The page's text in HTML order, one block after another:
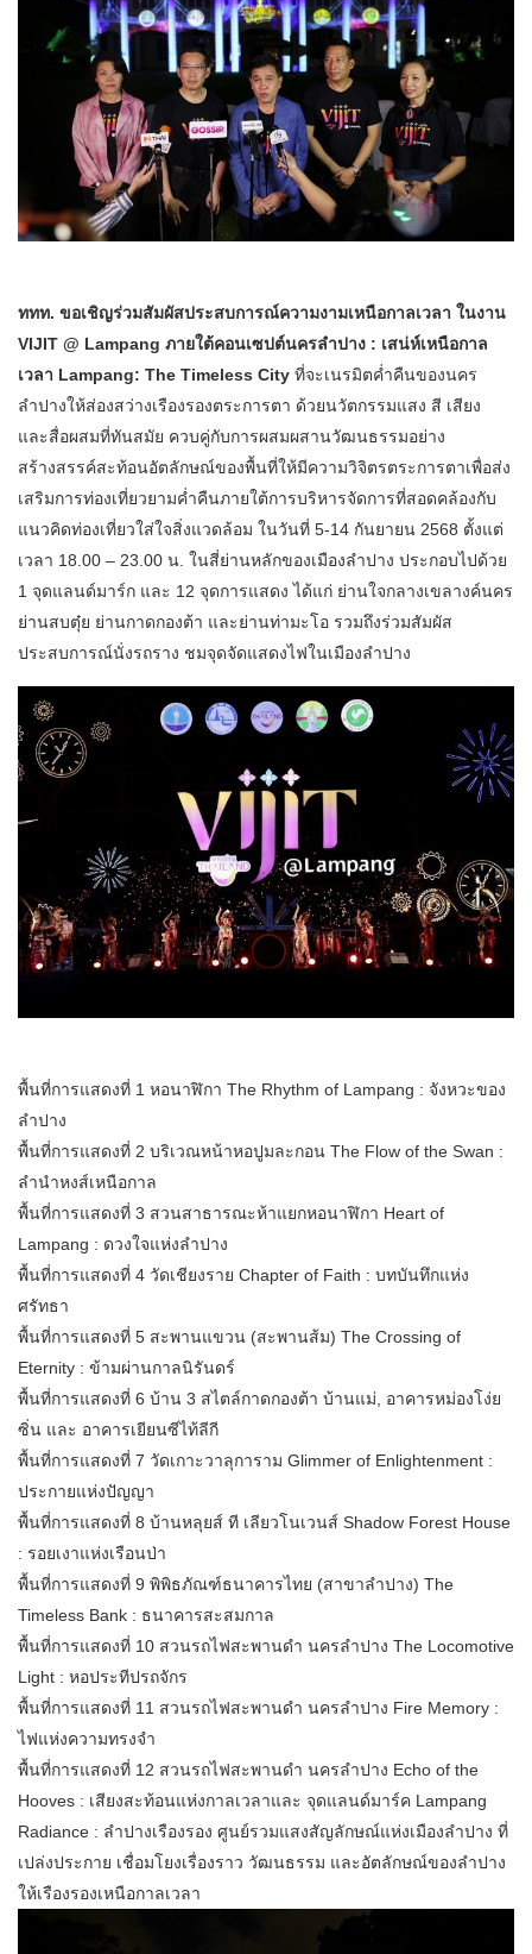
ททท. ขอเชิญร่วมสัมผัสประสบการณ์ความงามเหนือกาลเวลา ในงาน
VIJIT @ Lampang ภายใต้คอนเซปต์นครลำปาง : เสน่ห์เหนือกาล
เวลา Lampang: The Timeless City ที่จะเนรมิตค่ำคืนของนคร
ลำปางให้ส่องสว่างเรืองรองตระการตา ด้วยนวัตกรรมแสง สี เสียง
และสื่อผสมที่ทันสมัย ควบคู่กับการผสมผสานวัฒนธรรมอย่าง
สร้างสรรค์สะท้อนอัตลักษณ์ของพื้นที่ให้มีความวิจิตรตระการตาเพื่อส่ง
เสริมการท่องเที่ยวยามค่ำคืนภายใต้การบริหารจัดการที่สอดคล้องกับ
แนวคิดท่องเที่ยวใส่ใจสิ่งแวดล้อม ในวันที่ 5-14 กันยายน 2568 ตั้งแต่
เวลา 18.00 – 23.00 น. ในสี่ย่านหลักของเมืองลำปาง ประกอบไปด้วย
1 จุดแลนด์มาร์ก และ 12 จุดการแสดง ได้แก่ ย่านใจกลางเขลางค์นคร
ย่านสบตุ๋ย ย่านกาดกองต้า และย่านท่ามะโอ รวมถึงร่วมสัมผัส
ประสบการณ์นั่งรถราง ชมจุดจัดแสดงไฟในเมืองลำปาง
พื้นที่การแสดงที่ 1 หอนาฬิกา The Rhythm of Lampang : จังหวะของ
ลำปาง
พื้นที่การแสดงที่ 2 บริเวณหน้าหอปูมละกอน The Flow of the Swan :
ลำนำหงส์เหนือกาล
พื้นที่การแสดงที่ 3 สวนสาธารณะห้าแยกหอนาฬิกา Heart of
Lampang : ดวงใจแห่งลำปาง
พื้นที่การแสดงที่ 4 วัดเชียงราย Chapter of Faith : บทบันทึกแห่ง
ศรัทธา
พื้นที่การแสดงที่ 5 สะพานแขวน (สะพานส้ม) The Crossing of
Eternity : ข้ามผ่านกาลนิรันดร์
พื้นที่การแสดงที่ 6 บ้าน 3 สไตล์กาดกองต้า บ้านแม่, อาคารหม่องโง่ย
ซิ่น และ อาคารเยียนซีไท้ลีกี
พื้นที่การแสดงที่ 7 วัดเกาะวาลุการาม Glimmer of Enlightenment :
ประกายแห่งปัญญา
พื้นที่การแสดงที่ 8 บ้านหลุยส์ ที เลียวโนเวนส์ Shadow Forest House
: รอยเงาแห่งเรือนป่า
พื้นที่การแสดงที่ 9 พิพิธภัณฑ์ธนาคารไทย (สาขาลำปาง) The
Timeless Bank : ธนาคารสะสมกาล
พื้นที่การแสดงที่ 10 สวนรถไฟสะพานดำ นครลำปาง The Locomotive
Light : หอประทีปรถจักร
พื้นที่การแสดงที่ 11 สวนรถไฟสะพานดำ นครลำปาง Fire Memory :
ไฟแห่งความทรงจำ
พื้นที่การแสดงที่ 12 สวนรถไฟสะพานดำ นครลำปาง Echo of the
Hooves : เสียงสะท้อนแห่งกาลเวลาและ จุดแลนด์มาร์ค Lampang
Radiance : ลำปางเรืองรอง ศูนย์รวมแสงสัญลักษณ์แห่งเมืองลำปาง ที่
เปล่งประกาย เชื่อมโยงเรื่องราว วัฒนธรรม และอัตลักษณ์ของลำปาง
ให้เรืองรองเหนือกาลเวลา